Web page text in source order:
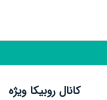
کانال روبیکا ویژه